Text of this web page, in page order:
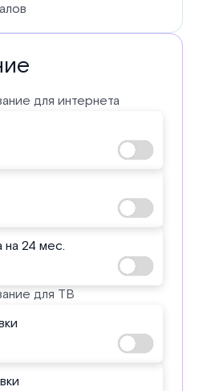
для интернета
на 24 мес.
для ТВ